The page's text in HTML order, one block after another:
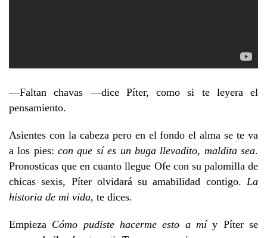
—Faltan chavas —dice Píter, como si te leyera el
pensamiento.
Asientes con la cabeza pero en el fondo el alma se te va
a los pies:con que sí es un buga llevadito, maldita sea.
Pronosticas que en cuanto llegue Ofe con su palomilla de
chicas sexis, Píter olvidará su amabilidad contigo. La
historia de mi vida, te dices.
Empieza Cómo pudiste hacerme esto a míy Píter se